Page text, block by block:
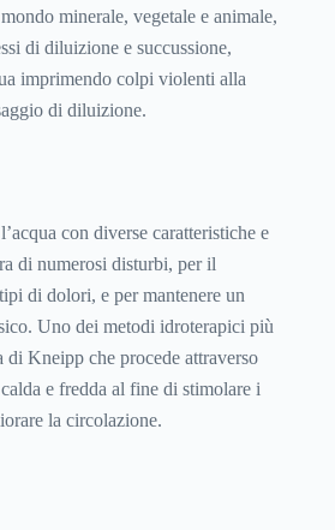
minerale, vegetale e animale,
di diluizione e succussione,
imprimendo colpi violenti alla
di diluizione.
con diverse caratteristiche e
di numerosi disturbi, per il
di dolori, e per mantenere un
Uno dei metodi idroterapici più
di Kneipp che procede attraverso
e fredda al fine di stimolare i
la circolazione.